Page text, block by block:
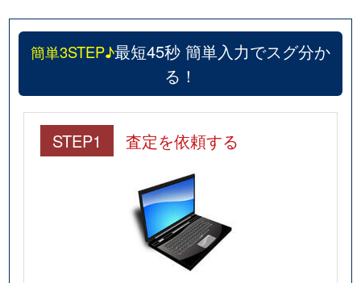
簡単3STEP♪最短45秒 簡単入力でスグ分か
る！
STEP1 査定を依頼する